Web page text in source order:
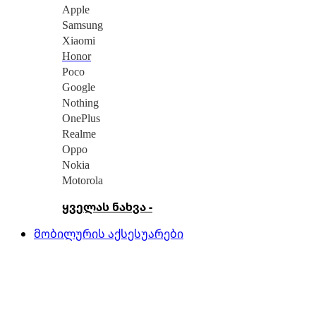
Apple
Samsung
Xiaomi
Honor
Poco
Google
Nothing
OnePlus
Realme
Oppo
Nokia
Motorola
ყველას ნახვა -
მობილურის აქსესუარები